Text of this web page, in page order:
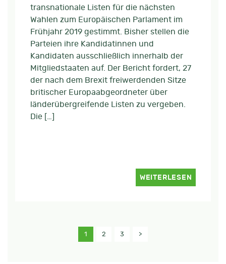
transnationale Listen für die nächsten
Wahlen zum Europäischen Parlament im
Frühjahr 2019 gestimmt. Bisher stellen die
Parteien ihre Kandidatinnen und
Kandidaten ausschließlich innerhalb der
Mitgliedstaaten auf. Der Bericht fordert, 27
der nach dem Brexit freiwerdenden Sitze
britischer Europaabgeordneter über
länderübergreifende Listen zu vergeben.
Die […]
WEITERLESEN
1 2 3 >